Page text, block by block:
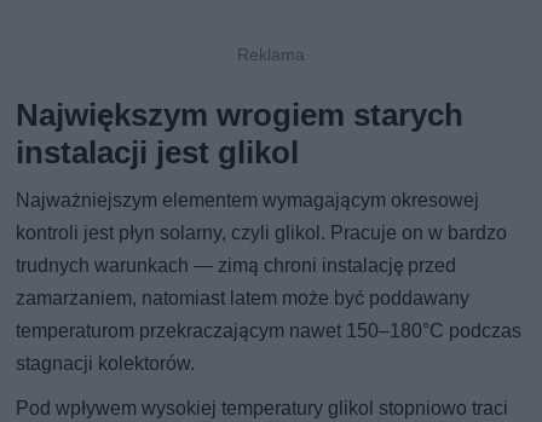
Największym wrogiem starych
instalacji jest glikol
Najważniejszym elementem wymagającym okresowej
kontroli jest płyn solarny, czyli glikol. Pracuje on w bardzo
trudnych warunkach — zimą chroni instalację przed
zamarzaniem, natomiast latem może być poddawany
temperaturom przekraczającym nawet 150–180°C podczas
stagnacji kolektorów.
Pod wpływem wysokiej temperatury glikol stopniowo traci